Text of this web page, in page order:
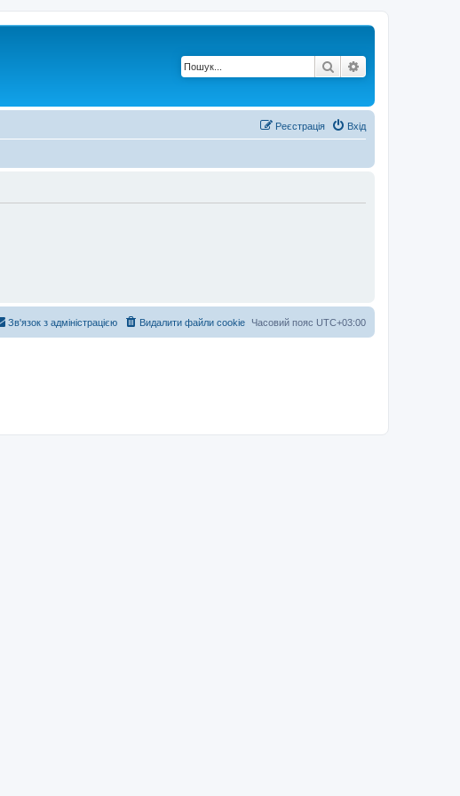
Пошук
Вхід
Реєстрація
Часовий пояс UTC+03:00
Видалити файли cookie
Зв'язок з адміністрацією